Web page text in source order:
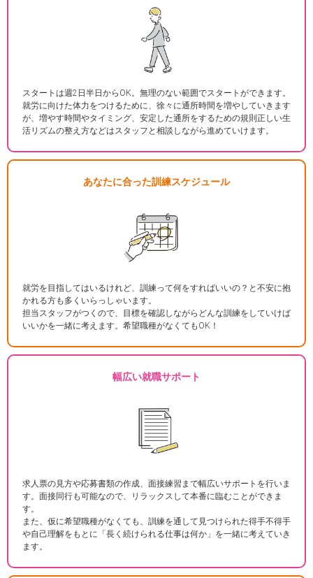
スタートは週2日半日からOK。無理のない範囲でスタートができます。
就労に向けた体力をつけるために、徐々に通所時間を増やしていきます
が、増やす時間やタイミング、安定した通所をするための規則正しい生
活リズムの整え方などはスタッフと相談しながら進めていけます。
あなたに合った訓練スケジュール
就労を目指してはいるけれど、訓練って何をすればいいの？と不安に抱
かれる方も多くいらっしゃいます。
担当スタッフがつくので、目標を確認しながらどんな訓練をしていけば
いいかを一緒に考えます。希望職種がなくてもOK！
幅広い就職サポート
求人票の見方や応募書類の作成、面接練習まで幅広いサポートを行いま
す。面接同行も可能なので、リラックスして本番に臨むことができま
す。
また、仮に希望職種がなくても、訓練を通して見つけられた得手不得手
や自己理解をもとに「長く続けられる仕事は何か」を一緒に考えていき
ます。